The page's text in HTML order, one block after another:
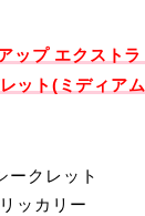
ップ エクスト
ット(ミディア
ークレット
ッカリー